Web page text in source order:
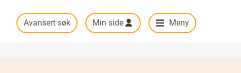
Avansert søk Min side Meny